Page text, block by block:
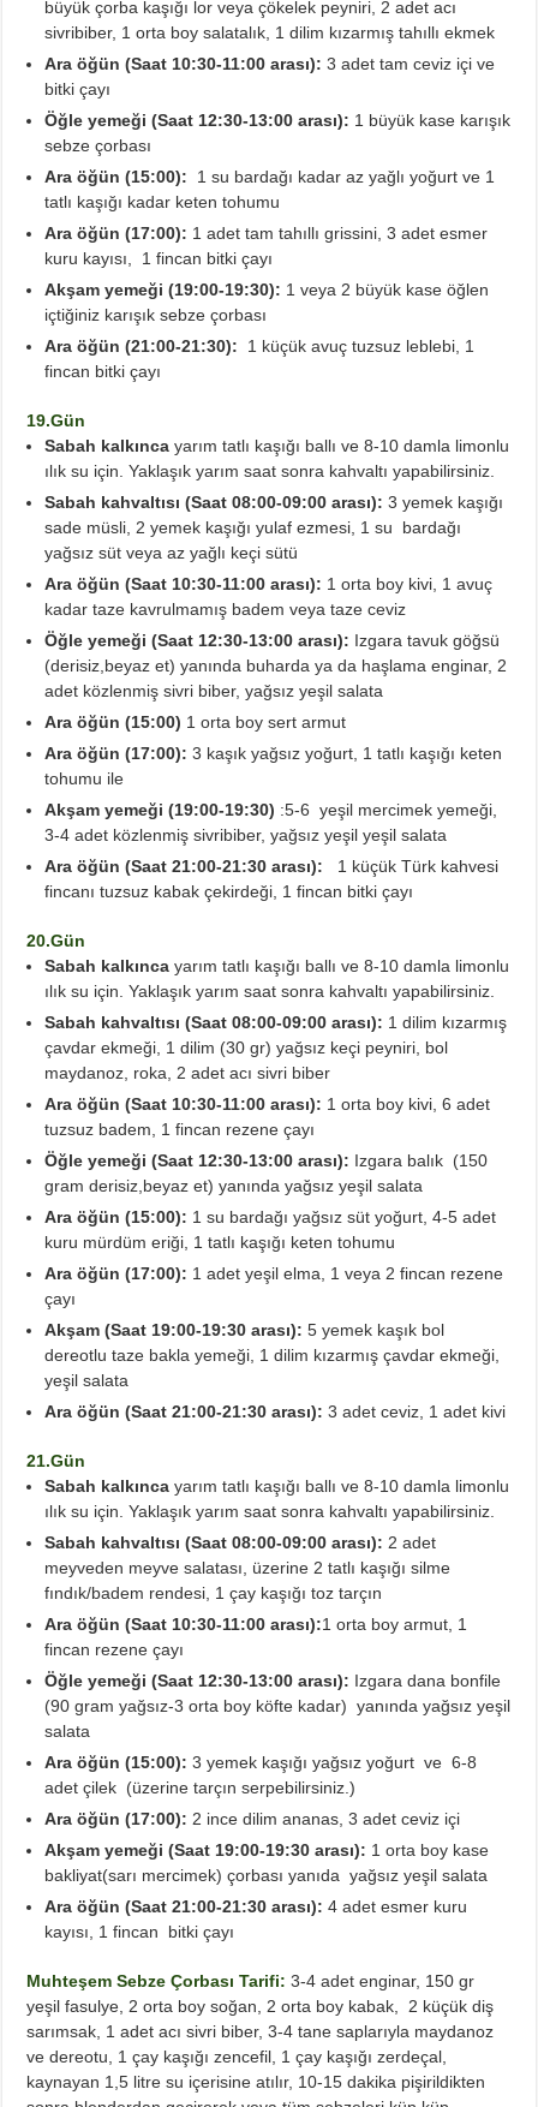
büyük çorba kaşığı lor veya çökelek peyniri, 2 adet acı
sivribiber, 1 orta boy salatalık, 1 dilim kızarmış tahıllı ekmek
Ara öğün (Saat 10:30-11:00 arası): 3 adet tam ceviz içi ve
bitki çayı
Öğle yemeği (Saat 12:30-13:00 arası): 1 büyük kase karışık
sebze çorbası
Ara öğün (15:00): 1 su bardağı kadar az yağlı yoğurt ve 1
tatlı kaşığı kadar keten tohumu
Ara öğün (17:00): 1 adet tam tahıllı grissini, 3 adet esmer
kuru kayısı, 1 fincan bitki çayı
Akşam yemeği (19:00-19:30): 1 veya 2 büyük kase öğlen
içtiğiniz karışık sebze çorbası
Ara öğün (21:00-21:30): 1 küçük avuç tuzsuz leblebi, 1
fincan bitki çayı
19.Gün
Sabah kalkıncayarım tatlı kaşığı ballı ve 8-10 damla limonlu
ılık su için. Yaklaşık yarım saat sonra kahvaltı yapabilirsiniz.
Sabah kahvaltısı (Saat 08:00-09:00 arası): 3 yemek kaşığı
sade müsli, 2 yemek kaşığı yulaf ezmesi, 1 su bardağı
yağsız süt veya az yağlı keçi sütü
Ara öğün (Saat 10:30-11:00 arası): 1 orta boy kivi, 1 avuç
kadar taze kavrulmamış badem veya taze ceviz
Öğle yemeği (Saat 12:30-13:00 arası): Izgara tavuk göğsü
(derisiz,beyaz et) yanında buharda ya da haşlama enginar, 2
adet közlenmiş sivri biber, yağsız yeşil salata
Ara öğün (15:00) 1 orta boy sert armut
Ara öğün (17:00):3 kaşık yağsız yoğurt, 1 tatlı kaşığı keten
tohumu ile
Akşam yemeği (19:00-19:30) :5-6 yeşil mercimek yemeği,
3-4 adet közlenmiş sivribiber, yağsız yeşil yeşil salata
Ara öğün (Saat 21:00-21:30 arası): 1 küçük Türk kahvesi
fincanı tuzsuz kabak çekirdeği, 1 fincan bitki çayı
20.Gün
Sabah kalkıncayarım tatlı kaşığı ballı ve 8-10 damla limonlu
ılık su için. Yaklaşık yarım saat sonra kahvaltı yapabilirsiniz.
Sabah kahvaltısı (Saat 08:00-09:00 arası): 1 dilim kızarmış
çavdar ekmeği, 1 dilim (30 gr) yağsız keçi peyniri, bol
maydanoz, roka, 2 adet acı sivri biber
Ara öğün (Saat 10:30-11:00 arası): 1 orta boy kivi, 6 adet
tuzsuz badem, 1 fincan rezene çayı
Öğle yemeği (Saat 12:30-13:00 arası): Izgara balık (150
gram derisiz,beyaz et) yanında yağsız yeşil salata
Ara öğün (15:00): 1 su bardağı yağsız süt yoğurt, 4-5 adet
kuru mürdüm eriği, 1 tatlı kaşığı keten tohumu
Ara öğün (17:00): 1 adet yeşil elma, 1 veya 2 fincan rezene
çayı
Akşam (Saat 19:00-19:30 arası):5 yemek kaşık bol
dereotlu taze bakla yemeği, 1 dilim kızarmış çavdar ekmeği,
yeşil salata
Ara öğün (Saat 21:00-21:30 arası): 3 adet ceviz, 1 adet kivi
21.Gün
Sabah kalkıncayarım tatlı kaşığı ballı ve 8-10 damla limonlu
ılık su için. Yaklaşık yarım saat sonra kahvaltı yapabilirsiniz.
Sabah kahvaltısı (Saat 08:00-09:00 arası): 2 adet
meyveden meyve salatası, üzerine 2 tatlı kaşığı silme
fındık/badem rendesi, 1 çay kaşığı toz tarçın
Ara öğün (Saat 10:30-11:00 arası):1 orta boy armut, 1
fincan rezene çayı
Öğle yemeği (Saat 12:30-13:00 arası): Izgara dana bonfile
(90 gram yağsız-3 orta boy köfte kadar) yanında yağsız yeşil
salata
Ara öğün (15:00): 3 yemek kaşığı yağsız yoğurt ve 6-8
adet çilek (üzerine tarçın serpebilirsiniz.)
Ara öğün (17:00): 2 ince dilim ananas, 3 adet ceviz içi
Akşam yemeği (Saat 19:00-19:30 arası): 1 orta boy kase
bakliyat(sarı mercimek) çorbası yanıda yağsız yeşil salata
Ara öğün (Saat 21:00-21:30 arası): 4 adet esmer kuru
kayısı, 1 fincan bitki çayı
Muhteşem Sebze Çorbası Tarifi: 3-4 adet enginar, 150 gr
yeşil fasulye, 2 orta boy soğan,
2 orta boy kabak,
2 küçük diş
sarımsak, 1 adet acı sivri biber, 3-4 tane saplarıyla maydanoz
ve dereotu, 1 çay kaşığı zencefil, 1 çay kaşığı zerdeçal,
kaynayan 1,5 litre su içerisine atılır, 10-15 dakika pişirildikten